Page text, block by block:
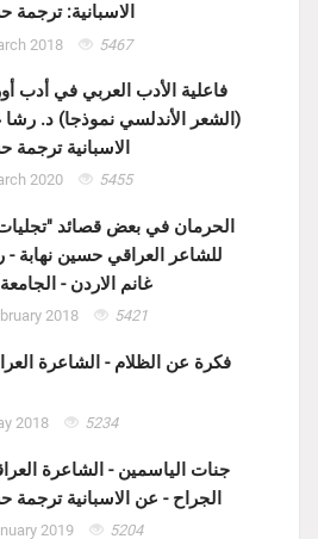
الاسبانية: ترجمة
2018 5467
فاعلية الأدب العربي في أدب
(الشعر الأندلسي نموذجا) د. رشا
الاسبانية ترجمة
2020 5455
الحرمان في بعض قصائد
للشاعر العراقي حسين نهابة
غانم الاردن -
2018 5421
فكرة عن الظلام - الشاعرة
2018 5234
جنات الياسمين - الشاعرة
الجراح - عن الاسبانية ترجمة
2019 5204